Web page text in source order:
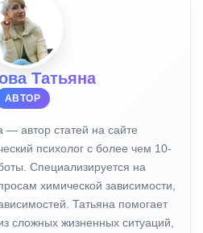
Татьяна
АВТОР
— автор статей на сайте
психолог с более чем 10-
Специализируется на
химической зависимости,
Татьяна помогает
сложных жизненных ситуаций,